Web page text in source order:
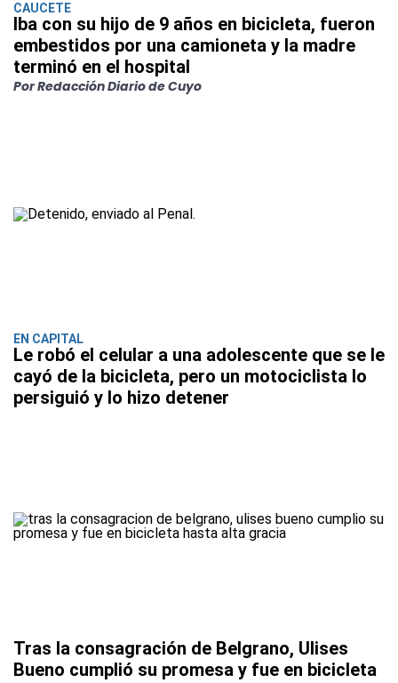
CAUCETE
Iba con su hijo de 9 años en bicicleta, fueron
embestidos por una camioneta y la madre
terminó en el hospital
Por Redacción Diario de Cuyo
EN CAPITAL
Le robó el celular a una adolescente que se le
cayó de la bicicleta, pero un motociclista lo
persiguió y lo hizo detener
Tras la consagración de Belgrano, Ulises
Bueno cumplió su promesa y fue en bicicleta